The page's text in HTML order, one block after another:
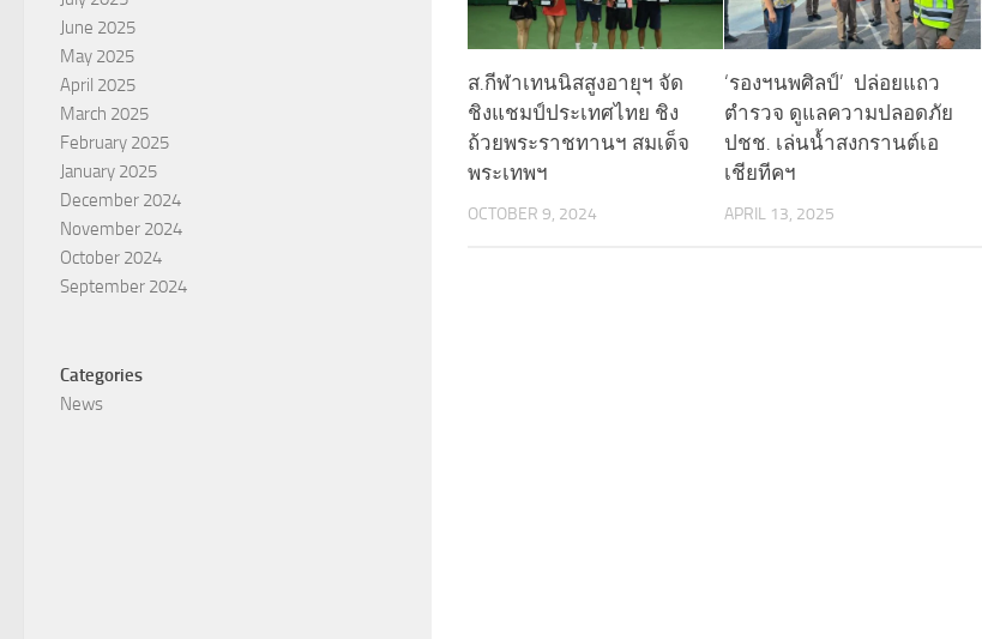
ส.กีฬาเทนนิสสูงอายุฯ จัด
ชิงแชมป์ประเทศไทย ชิง
ถ้วยพระราชทานฯ สมเด็จ
พระเทพฯ
OCTOBER 9, 2024
‘รองฯนพศิลป์’ ปล่อยแถว
ตำรวจ ดูแลความปลอดภัย
ปชช. เล่นน้ำสงกรานต์เอ
เชียทีคฯ
APRIL 13, 2025
June 2025
May 2025
April 2025
March 2025
February 2025
January 2025
December 2024
November 2024
October 2024
September 2024
Categories
News